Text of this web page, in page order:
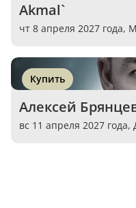
Akmal`
чт 8 апреля 2027 года,
Купить
Алексей
вс 11 апреля 2027 года,